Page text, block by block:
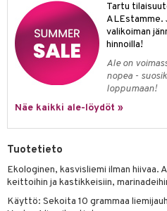
Tartu
ALEstamme.
valikoiman
hinnoilla!
Ale on
nopea -
loppumaan!
Näe kaikki ale-löydöt »
Tuotetieto
Ekologinen, kasvisliemi ilman hiivaa.
keittoihin ja kastikkeisiin,
Käyttö: Sekoita 10 grammaa
tuotteet
hoito
jalat
hoito
hoito
lihakset